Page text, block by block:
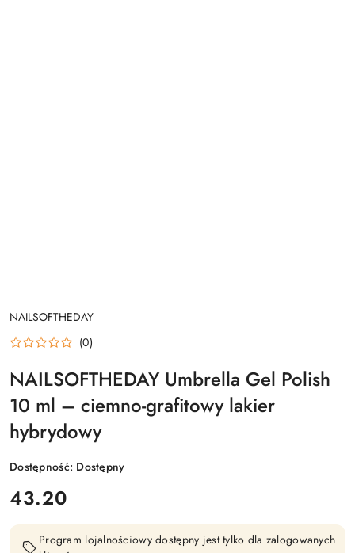
NAZWA
PRODUCENTA:
NAILSOFTHEDAY
(0)
NAILSOFTHEDAY Umbrella Gel Polish
10 ml – ciemno-grafitowy lakier
hybrydowy
Dostępność: Dostępny
cena:
43.20
Program lojalnościowy dostępny jest tylko dla zalogowanych